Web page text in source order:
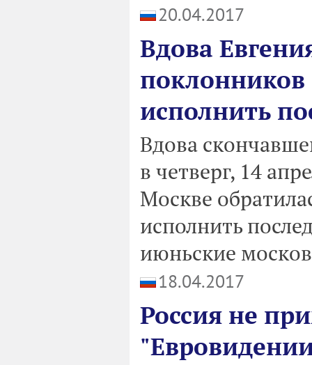
20.04.2017
Вдова
поклонников
исполнить
Вдова
в четверг, 14
Москве
исполнить
июньские
18.04.2017
Россия не